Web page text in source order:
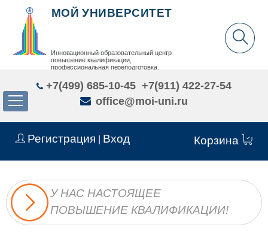
Регистрация Вход Корзина
МОЙ УНИВЕРСИТЕТ
Инновационный образовательный центр
повышение квалификации,
профессиональная переподготовка,
+7(499) 685-10-45 +7(911) 422-27-54
office@moi-uni.ru
У НАС НАСТОЯЩЕЕ
ПОВЫШЕНИЕ КВАЛИФИКАЦИИ!